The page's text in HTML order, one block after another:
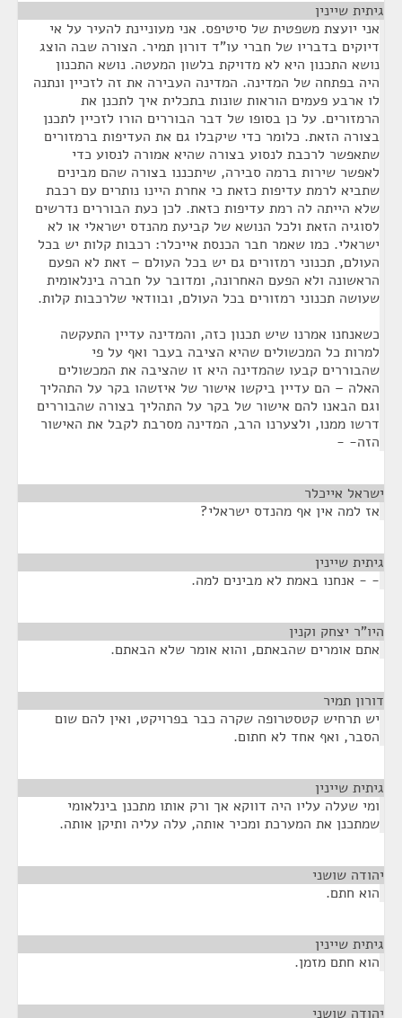
גיתית שיינין
אני יועצת משפטית של סיטיפס. אני מעוניינת להעיר על אי
דיוקים בדבריו של חברי עו"ד דורון תמיר. הצורה שבה הוצג
נושא התכנון היא לא מדויקת בלשון המעטה. נושא התכנון
היה בפתחה של המדינה. המדינה העבירה את זה לזכיין ונתנה
לו ארבע פעמים הוראות שונות בתכלית איך לתכנן את
הרמזורים. על כן בסופו של דבר הבוררים הורו לזכיין לתכנן
בצורה הזאת. כלומר כדי שיקבלו גם את העדיפות ברמזורים
שתאפשר לרכבת לנסוע בצורה שהיא אמורה לנסוע כדי
לאפשר שירות ברמה סבירה, שיתכננו בצורה שהם מבינים
שתביא לרמת עדיפות כזאת כי אחרת היינו נותרים עם רכבת
שלא הייתה לה רמת עדיפות כזאת. לכן כעת הבוררים נדרשים
לסוגיה הזאת ולכל הנושא של קביעת מהנדס ישראלי או לא
ישראלי. כמו שאמר חבר הכנסת אייכלר: רכבות קלות יש בכל
העולם, תכנוני רמזורים גם יש בכל העולם – זאת לא הפעם
הראשונה ולא הפעם האחרונה, ומדובר על חברה בינלאומית
שעושה תכנוני רמזורים בכל העולם, ובוודאי שלרכבות קלות.
כשאנחנו אמרנו שיש תכנון כזה, והמדינה עדיין התעקשה
למרות כל המכשולים שהיא הציבה בעבר ואף על פי
שהבוררים קבעו שהמדינה היא זו שהציבה את המכשולים
האלה – הם עדיין ביקשו אישור של איזשהו בקר על התהליך
וגם הבאנו להם אישור של בקר על התהליך בצורה שהבוררים
דרשו ממנו, ולצערנו הרב, המדינה מסרבת לקבל את האישור
הזה- -
ישראל אייכלר
אז למה אין אף מהנדס ישראלי?
גיתית שיינין
- - אנחנו באמת לא מבינים למה.
היו"ר יצחק וקנין
אתם אומרים שהבאתם, והוא אומר שלא הבאתם.
דורון תמיר
יש תרחיש קטסטרופה שקרה כבר בפרויקט, ואין להם שום
הסבר, ואף אחד לא חתום.
גיתית שיינין
ומי שעלה עליו היה דווקא אך ורק אותו מתכנן בינלאומי
שמתכנן את המערכת ומכיר אותה, עלה עליה ותיקן אותה.
יהודה שושני
הוא חתם.
גיתית שיינין
הוא חתם מזמן.
יהודה שושני